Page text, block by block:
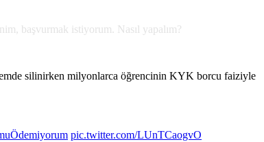
başvurmak istiyorum. Nasıl yapalım?
silinirken milyonlarca öğrencinin KYK borcu faiziyle
pic.twitter.com/LUnTCaogvO